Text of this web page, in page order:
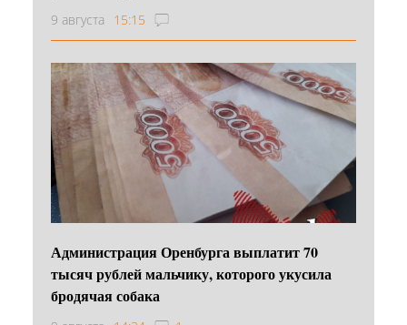
9 августа 15:15
Администрация Оренбурга выплатит 70
тысяч рублей мальчику, которого укусила
бродячая собака